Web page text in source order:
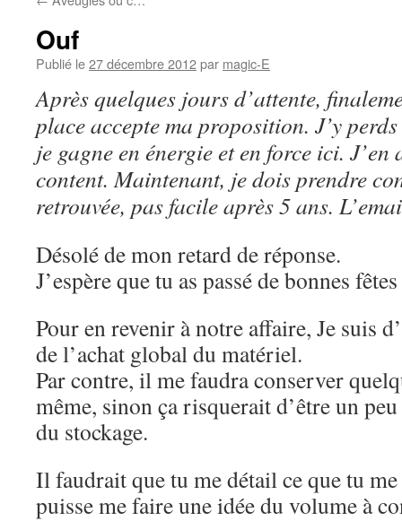
Ouf
Publié le27 décembre 2012par magic-E
Après quelques jours d’attente,
place accepte ma proposition. J’y
je gagne en énergie et en force ici.
content. Maintenant, je dois prendre
retrouvée, pas facile après 5 ans.
Désolé de mon retard de réponse.
J’espère que tu as passé de bonnes
Pour en revenir à notre affaire, Je suis
de l’achat global du matériel.
Par contre, il me faudra conserver
même, sinon ça risquerait d’être un
du stockage.
Il faudrait que tu me détail ce que tu
puisse me faire une idée du volume à